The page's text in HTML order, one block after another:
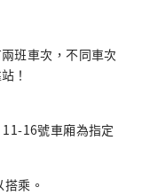
班車次，不同車次
！
16號車廂為指定
乘。